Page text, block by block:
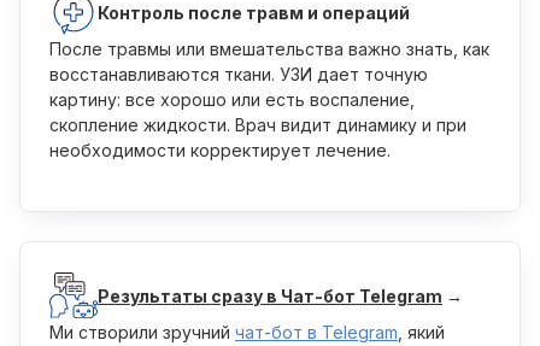
Контроль после травм и операций
После травмы или вмешательства важно знать, как
восстанавливаются ткани. УЗИ дает точную
картину: все хорошо или есть воспаление,
скопление жидкости. Врач видит динамику и при
необходимости корректирует лечение.
Результаты сразу в Чат-бот Telegram →
Ми створили зручний чат-бот в Telegram , який